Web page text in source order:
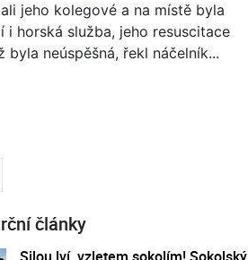
jeho kolegové a na místě byla
i horská služba, jeho resuscitace
byla neúspěšná, řekl náčelník...
články